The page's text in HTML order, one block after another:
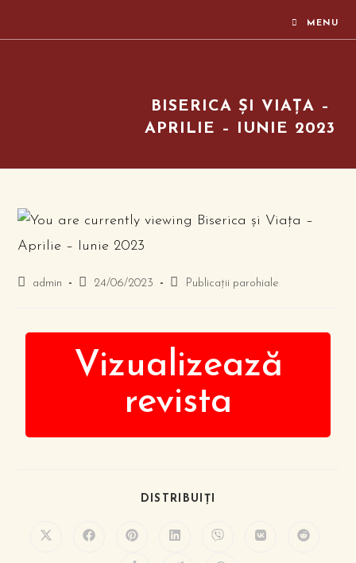
MENU
BISERICA ȘI VIAȚA –
APRILIE – IUNIE 2023
admin 24/06/2023 Publicații parohiale
Vizualizează
revista
DISTRIBUIȚI